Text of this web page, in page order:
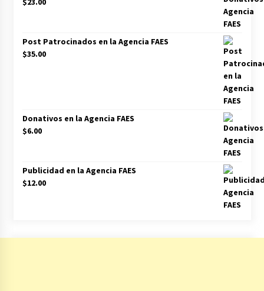
Post Patrocinados en la Agencia FAES
$35.00
Donativos en la Agencia FAES
$6.00
Publicidad en la Agencia FAES
$12.00